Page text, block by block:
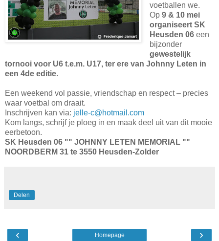
voetballen we.
Op 9 & 10 mei
organiseert SK
Heusden 06een
bijzonder
gewestelijk
tornooi voor U6 t.e.m. U17, ter ere van Johnny Leten in
een 4de editie.
Een weekend vol passie, vriendschap en respect – precies
waar voetbal om draait.
Inschrijven kan via: jelle-c@hotmail.com
Kom langs, schrijf je ploeg in en maak deel uit van dit mooie
eerbetoon.
SK Heusden 06 "" JOHNNY LETEN MEMORIAL ""
NOORDBERM 31 te 3550 Heusden-Zolder
Delen
‹ ›
Homepage